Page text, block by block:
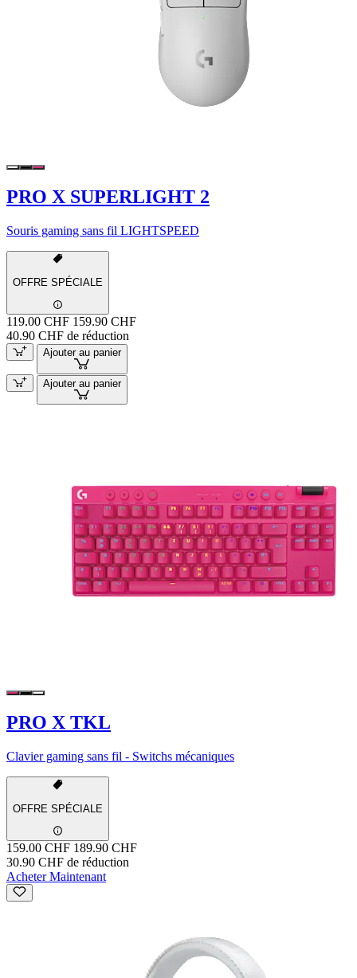
PRO X SUPERLIGHT 2
Souris gaming sans fil LIGHTSPEED
OFFRE SPÉCIALE
119.00 CHF 159.90 CHF
40.90 CHF de réduction
Ajouter au panier
Ajouter au panier
PRO X TKL
Clavier gaming sans fil - Switchs mécaniques
OFFRE SPÉCIALE
159.00 CHF 189.90 CHF
30.90 CHF de réduction
Acheter Maintenant